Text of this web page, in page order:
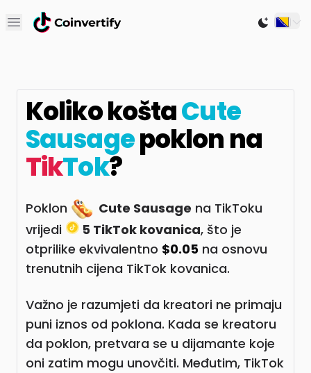
Open main menu Switch
Koliko koštaCute
Sausagepoklon na
TikTok?
Poklon Cute Sausage na TikToku
vrijedi
5 TikTok kovanica, što je
otprilike ekvivalentno $0.05 na osnovu
trenutnih cijena TikTok kovanica.
Važno je razumjeti da kreatori ne primaju
puni iznos od poklona. Kada se kreatoru
da poklon, pretvara se u dijamante koje
oni zatim mogu unovčiti. Međutim, TikTok